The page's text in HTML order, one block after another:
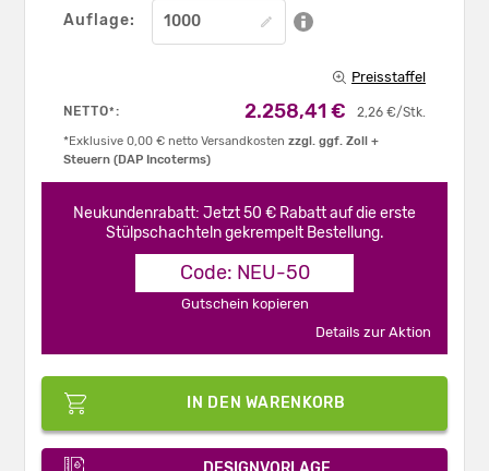
Auflage:
Preisstaffel
NETTO*: 2,26 €/Stk.
2.258,41 €
*Exklusive 0,00 € netto Versandkosten zzgl. ggf. Zoll +
Steuern (DAP Incoterms)
Neukundenrabatt: Jetzt 50 € Rabatt auf die erste
Stülpschachteln gekrempelt Bestellung.
Code: NEU-50
Gutschein kopieren
Details zur Aktion
IN DEN WARENKORB